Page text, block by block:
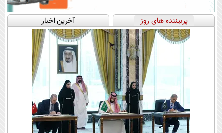
پربیننده های روز آخرین اخبار